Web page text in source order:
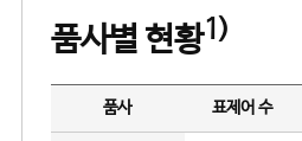
품사별 현황1)
품사 표제어 수